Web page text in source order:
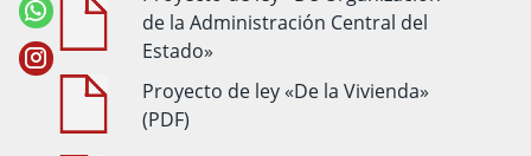
de la Administración Central del
Estado»
Proyecto de ley «De la Vivienda»
(PDF)